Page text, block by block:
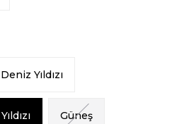
Deniz Yıldızı
Güneş